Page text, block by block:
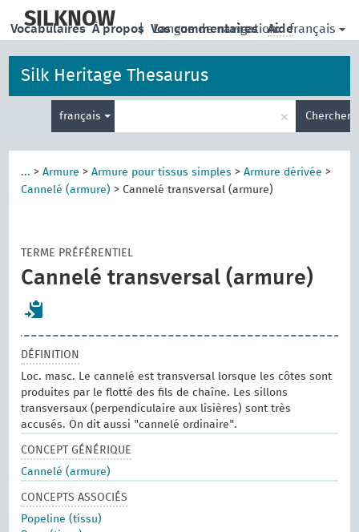
main
SILKNOW | Langue de navigation: français
Vocabulaires À propos Vos commentaires Aide
Silk Heritage Thesaurus
français
de
recherche
× Chercher
... >Armure >Armure pour tissus simples >Armure dérivée >
Cannelé (armure) > Cannelé transversal (armure)
TERME PRÉFÉRENTIEL
Cannelé transversal (armure)
DÉFINITION
Loc. masc. Le cannelé est transversal lorsque les côtes sont
produites par le flotté des fils de chaîne. Les sillons
transversaux (perpendiculaire aux lisières) sont très
accusés. On dit aussi "cannelé ordinaire".
CONCEPT GÉNÉRIQUE
Cannelé (armure)
CONCEPTS ASSOCIÉS
Popeline (tissu)